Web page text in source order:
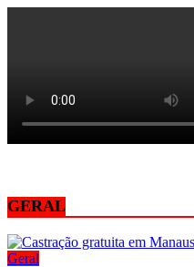
GERAL
Geral